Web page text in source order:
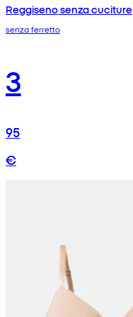
Reggiseno senza cuciture
senza ferretto
3
95
€